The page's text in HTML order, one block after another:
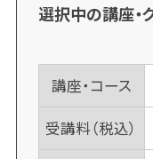
選択中の講座・
講座・コース
受講料（税込）